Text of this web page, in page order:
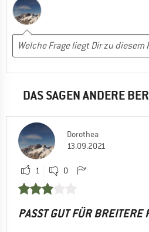
DAS SAGEN ANDERE
Dorothea
13.09.2021
1 0
PASST GUT FÜR BREITERE